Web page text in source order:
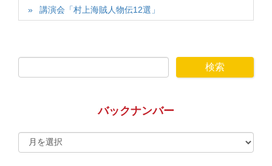
講演会「村上海賊人物伝12選」
バックナンバー